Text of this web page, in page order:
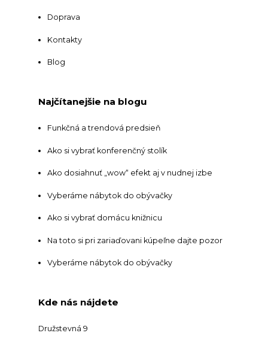
Doprava
Kontakty
Blog
Najčítanejšie na blogu
Funkčná a trendová predsieň
Ako si vybrať konferenčný stolík
Ako dosiahnuť „wow“ efekt aj v nudnej izbe
Vyberáme nábytok do obývačky
Ako si vybrať domácu knižnicu
Na toto si pri zariaďovani kúpeľne dajte pozor
Vyberáme nábytok do obývačky
Kde nás nájdete
Družstevná 9